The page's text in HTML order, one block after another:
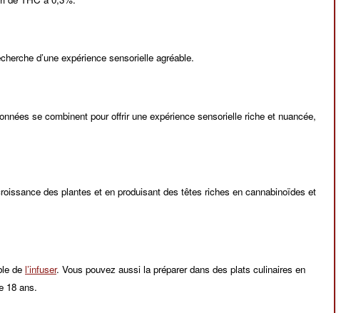
d’une expérience sensorielle agréable.
se combinent pour offrir une expérience sensorielle riche et nuancée,
des plantes et en produisant des têtes riches en cannabinoïdes et
de l’infuser. Vous pouvez aussi la préparer dans des plats culinaires en
18 ans.